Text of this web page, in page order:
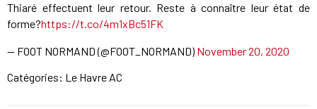
Thiaré effectuent leur retour. Reste à connaître leur état de
forme?https://t.co/4m1xBc51FK
— FOOT NORMAND (@FOOT_NORMAND) November 20, 2020
Catégories: Le Havre AC